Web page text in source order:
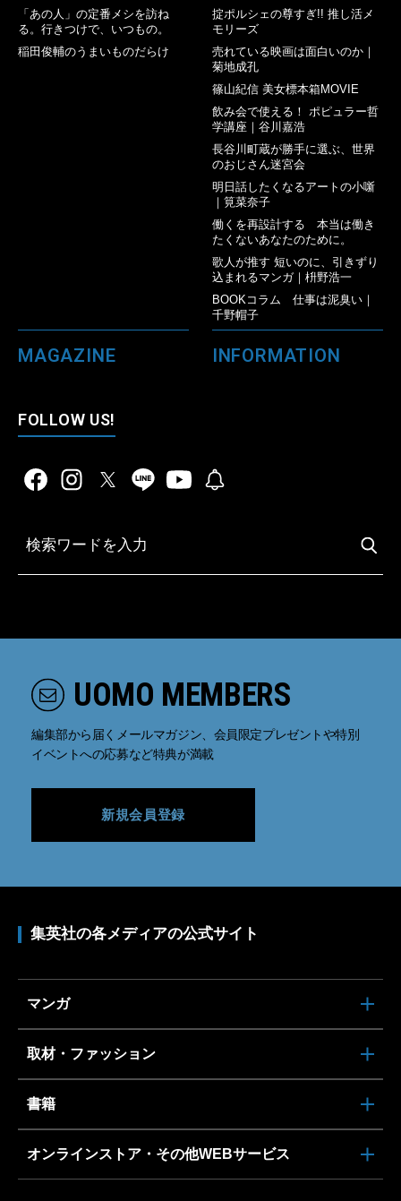
「あの人」の定番メシを訪ね
る。行きつけで、いつもの。
稲田俊輔のうまいものだらけ
掟ポルシェの尊すぎ!! 推し活メ
モリーズ
売れている映画は面白いのか｜
菊地成孔
篠山紀信 美女標本箱MOVIE
飲み会で使える！ ポピュラー哲
学講座｜谷川嘉浩
長谷川町蔵が勝手に選ぶ、世界
のおじさん迷宮会
明日話したくなるアートの小噺
｜筧菜奈子
働くを再設計する 本当は働き
たくないあなたのために。
歌人が推す 短いのに、引きずり
込まれるマンガ｜枡野浩一
BOOKコラム 仕事は泥臭い｜
千野帽子
MAGAZINE INFORMATION
FOLLOW US!
UOMO MEMBERS
編集部から届くメールマガジン、会員限定プレゼントや特別
イベントへの応募など特典が満載
新規会員登録
集英社の各メディアの公式サイト
マンガ
取材・ファッション
書籍
オンラインストア・その他WEBサービス